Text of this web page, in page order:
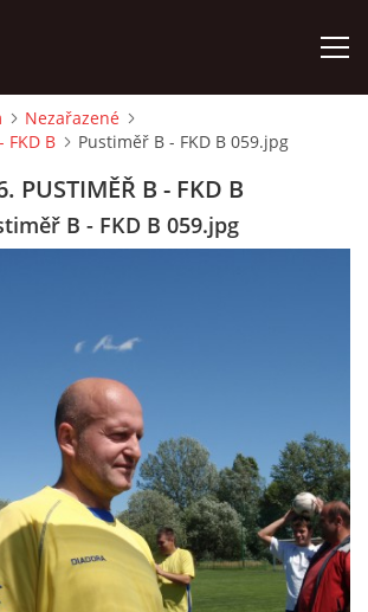
Nezařazené
FKD B
Pustiměř B - FKD B 059.jpg
PUSTIMĚŘ B - FKD B
B - FKD B 059.jpg